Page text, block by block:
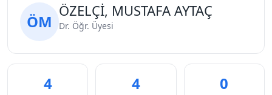
ÖM
ÖZELÇİ, MUSTAFA AYTAÇ
Dr. Öğr. Üyesi
4 4 0